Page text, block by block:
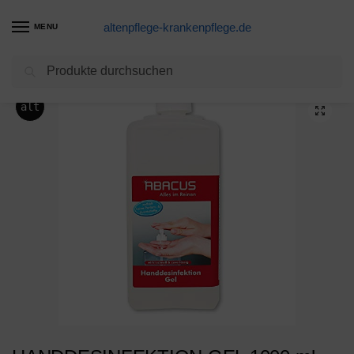
MENU altenpflege-krankenpflege.de
Desinfektion Produkte / HANDDESINFEKTION GEL 1000 ml Euroflasche (2120) – Desinfektionsgel in Euroflasche für Spender Desinfektionsmittel Desinfektion – ABACUS
alt